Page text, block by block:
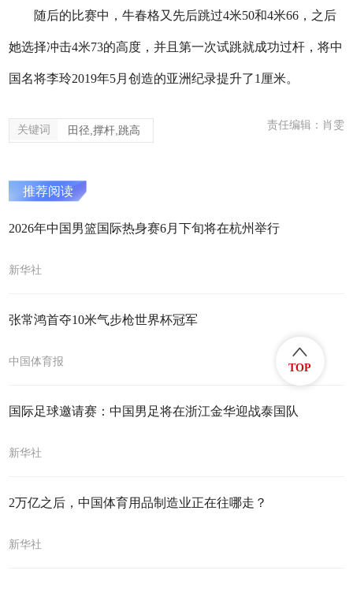
随后的比赛中，牛春格又先后跳过4米50和4米66，之后
她选择冲击4米73的高度，并且第一次试跳就成功过杆，将中
国名将李玲2019年5月创造的亚洲纪录提升了1厘米。
关键词 田径,撑杆,跳高 责任编辑：肖雯
推荐阅读
2026年中国男篮国际热身赛6月下旬将在杭州举行
新华社
张常鸿首夺10米气步枪世界杯冠军
中国体育报
国际足球邀请赛：中国男足将在浙江金华迎战泰国队
新华社
2万亿之后，中国体育用品制造业正在往哪走？
新华社
TOP